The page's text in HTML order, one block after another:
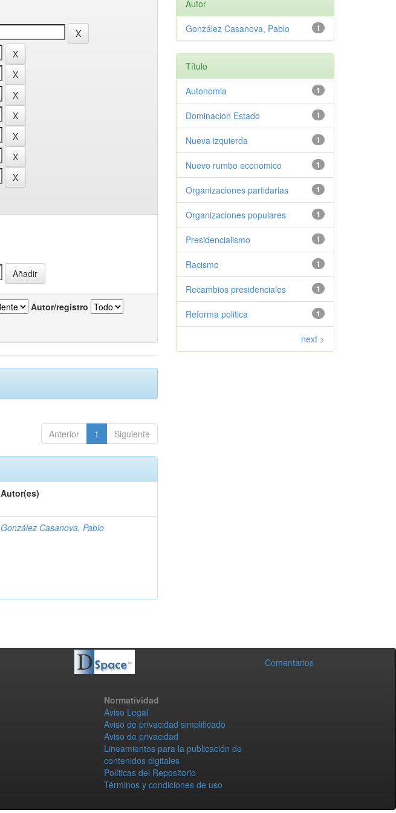
Autor/registro
Anterior 1 Siguiente
Autor(es)
González Casanova, Pablo
Autor
1
González Casanova, Pablo
Título
1
Autonomia
1
Dominacion Estado
1
Nueva izquierda
1
Nuevo rumbo economico
1
Organizaciones partidarias
1
Organizaciones populares
1
Presidencialismo
1
Racismo
1
Recambios presidenciales
1
Reforma politica
next >
Comentarios
Normatividad
Aviso Legal
Aviso de privacidad simplificado
Aviso de privacidad
Lineamientos para la publicación de
contenidos digitales
Políticas del Repositorio
Términos y condiciones de uso